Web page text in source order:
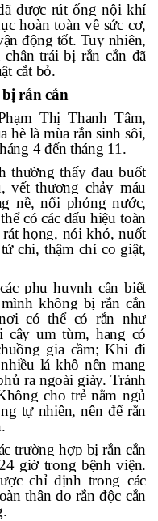
được rút ống nội khí
hoàn toàn về sức cơ,
động tốt. Tuy nhiên,
trái bị rắn cắn đã
cắt bỏ.
rắn cắn
Thị Thanh Tâm,
hè là mùa rắnsinh sôi,
4 đến tháng 11.
thường thấy đau buốt
vết thương chảy máu
nề, nổi phỏng nước,
có các dấu hiệu toàn
họng, nói khó, nuốt
chi, thậm chí co giật,
phụ huynh cần biết
không bị rắn cắn
có thể có rắn như
cây um tùm, hang có
gia cầm; Khi đi
lá khô nên mang
ra ngoài giày. Tránh
cho trẻ nằm ngủ
tự nhiên, nên để rắn
trường hợp bị rắn cắn
giờ trong bệnh viện.
chỉ định trong các
thân do rắn độc cắn